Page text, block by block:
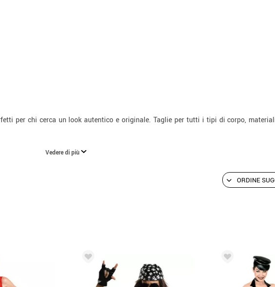
per chi cerca un look autentico e originale. Taglie per tutti i tipi di corpo,
Vedere di più